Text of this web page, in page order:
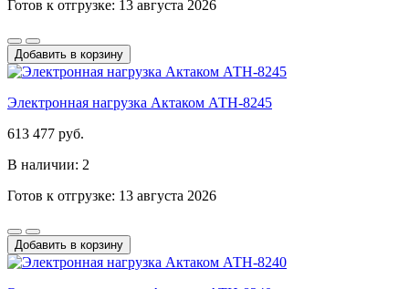
Готов к отгрузке: 13 августа 2026
Добавить в корзину
Электронная нагрузка Актаком АТН-8245
613 477 руб.
В наличии: 2
Готов к отгрузке: 13 августа 2026
Добавить в корзину